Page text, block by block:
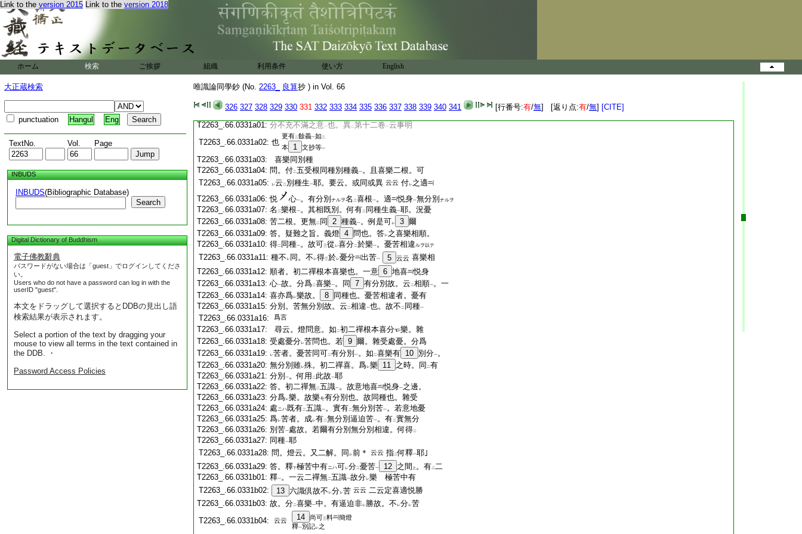
Link to the version 2015 Link to the version 2018
ホーム 検索 ご挨拶 組織 利用条件 使い方 English
大正蔵検索
punctuation Hangul Eng
TextNo. Vol. Page
INBUDS
INBUDS(Bibliographic Database)
Search
Digital Dictionary of Buddhism
電子佛教辭典
パスワードがない場合は「guest」でログインしてくださ
い。
Users who do not have a password can log in with the
userID "guest".
本文をドラッグして選択するとDDBの見出し語
検索結果が表示されます。
Select a portion of the text by dragging your
mouse to view all terms in the text contained in
the DDB. ・
Password Access Policies
唯識論同學鈔 (No. 2263_ 良算抄 ) in Vol. 66
326 327 328 329 330 331 332 333 334 335 336 337 338 339 340 341 [行番号:有/無] [返り点:有/無] [CITE]
T2263_.66.0330c19: 至 。後門説二 34 本一 云云 配
T2263_.66.0330c20:
レ 同 三十三卷意一 耶。又三十三卷。不
T2263_.66.0330c21:文 一。又不二 分明 一 。何爲二一説一 耶
T2263_.66.0330c22:
答。五十七卷 未至地有 十一根
。其中有
喜無レ樂。爲レ 證二此義一。引 二今經文一。故不レ云三
T2263_.66.0330c24:周遍滋潤等文説 近分 35 樂 也。第十二卷
T2263_.66.0330c25:意。滋潤其身者。近分喜也。周遍滋潤者。
T2263_.66.0330c26:近分樂也。若同 二 此説一
T2263_.66.0330c27:無 樂之義 耶。三十三卷明
T2263_.66.0330c28: 生喜樂遍諸身分者。同二周遍滋潤遍流遍
T2263_.66.0331a01: 分不充不滿之意一也。異二第十二卷一云事明
T2263_.66.0331a02: 也
更有二餘義一如 二
本 1 文抄等一
T2263_.66.0331a03:
喜樂同別種
T2263_.66.0331a04: 問。付二五受根同種別種義一。且喜樂二根。可
T2263_.66.0331a05:
レ云 二 別種生一耶。要云。或同或異 云云 付レ之適
T2263_.66.0331a06:悦 心一。有分別 ナルヲ名 二喜根一。適 悦身一無分別 ナルヲ
T2263_.66.0331a07: 名 二樂根一。其相既別。何有二 同種生義一耶。況憂
T2263_.66.0331a08: 苦二根。更無二 同 2 種義一。例是可レ 3 爾
T2263_.66.0331a09: 答。疑難之旨。義燈 4 問也。答レ之喜樂相順。
T2263_.66.0331a10: 得二 同種一。故可三從 レ喜分二於樂一。憂苦相違ルヲ以テ
T2263_.66.0331a11: 種不 レ 同。不 レ得三於レ憂分 出苦一 5 云云 喜樂相
T2263_.66.0331a12: 順者。初二禪根本喜樂也。一意 6 地喜
悦身
T2263_.66.0331a13: 心一故。分爲二喜樂一。同 7 有分別故。云 二相順一。一
T2263_.66.0331a14: 喜亦爲レ樂故。 8
同種也。憂苦相違者。憂有
T2263_.66.0331a15: 分別。苦無分別故。云 二相違一也。故不 二 同種一
T2263_.66.0331a16: 爲言
T2263_.66.0331a17: 尋云。燈問意。如 二初二禪根本喜分
樂。雜
T2263_.66.0331a18: 受處憂分レ苦問也。若 9 爾。雜受處憂。分爲
T2263_.66.0331a19:
レ苦者。憂苦同可二有分別 一。如 二喜樂有 10 別分一。
T2263_.66.0331a20: 無分別雖レ殊。初二禪喜。爲レ樂 11 之時。同 二有
T2263_.66.0331a21: 分別 一。何用 二 此故一耶
T2263_.66.0331a22: 答。初二禪無二五識一。故意地喜 悦身一之邊。
T2263_.66.0331a23: 分爲レ樂。故樂モ有分別也。故同種也。雜受
T2263_.66.0331a24: 處ニハ既有二五識一。實有二無分別苦一。若意地憂
T2263_.66.0331a25: 爲レ苦者。成レ有二無分別逼迫苦一。有二實無分
T2263_.66.0331a26: 別苦一處故。若爾有分別無分別相違。何得二
T2263_.66.0331a27: 同種一耶
T2263_.66.0331a28: 問。燈云。又二解。同 レ前＊ 云云 指二何釋一耶｣
T2263_.66.0331a29: 答。釋下極苦中有ニハ可レ分二憂苦一 12 之間 上 。有二二
T2263_.66.0331b01: 釋一。一云二禪無二五識一故分レ樂 極苦中有
T2263_.66.0331b02:
13 六識倶故不 レ分レ苦 云云 二云定喜適悦勝
T2263_.66.0331b03: 故。分二喜樂一中。有逼迫非レ勝故。不 レ分レ苦
T2263_.66.0331b04:
云云 14 尚可三料
簡燈
釋一別記レ之